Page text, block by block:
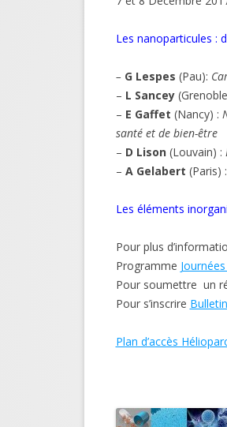
Les nanoparticules :
– G Lespes (Pau):
– L Sancey
– E Gaffet (Nancy) :
santé et de bien-être
– D Lison(Louvain) :
– A Gelabert (Paris) :
Les éléments
Pour plus
Programme
Pour soumettre un
Pour s’inscrire
Plan d’accès